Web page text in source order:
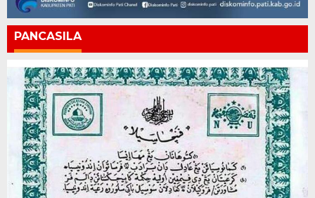
PANCASILA